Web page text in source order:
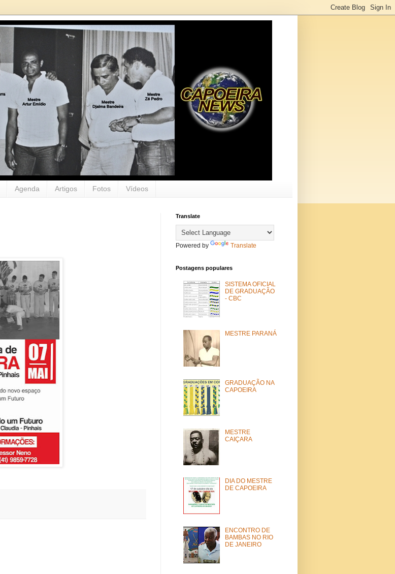
Agenda Artigos Fotos Vídeos
Translate
Powered by Translate
Postagens populares
SISTEMA OFICIAL
DE GRADUAÇÃO
- CBC
MESTRE PARANÁ
GRADUAÇÃO NA
CAPOEIRA
MESTRE
CAIÇARA
DIA DO MESTRE
DE CAPOEIRA
ENCONTRO DE
BAMBAS NO RIO
DE JANEIRO